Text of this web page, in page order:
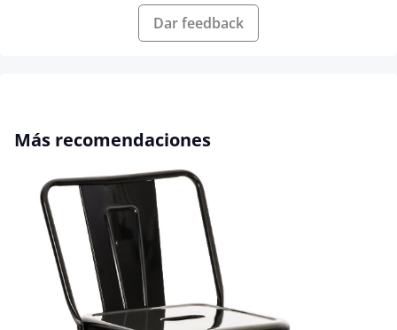
Dar feedback
Omitir la galería de productos
Más recomendaciones